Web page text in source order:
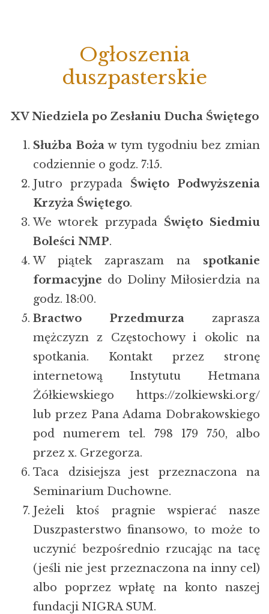
Ogłoszenia
duszpasterskie
XV Niedziela po Zesłaniu Ducha Świętego
Służba Bożaw tym tygodniu bez zmian
codziennie o godz. 7:15.
Jutro przypada Święto Podwyższenia
Krzyża Świętego.
We wtorek przypada Święto Siedmiu
Boleści NMP.
W piątek zapraszam na spotkanie
formacyjne do Doliny Miłosierdzia na
godz. 18:00.
Bractwo Przedmurza zaprasza
mężczyzn z Częstochowy i okolic na
spotkania. Kontakt przez stronę
internetową Instytutu Hetmana
Żółkiewskiego https://zolkiewski.org/
lub przez Pana Adama Dobrakowskiego
pod numerem tel. 798 179 750, albo
przez x. Grzegorza.
Taca dzisiejsza jest przeznaczona na
Seminarium Duchowne.
Jeżeli ktoś pragnie wspierać nasze
Duszpasterstwo finansowo, to może to
uczynić bezpośrednio rzucając na tacę
(jeśli nie jest przeznaczona na inny cel)
albo poprzez wpłatę na konto naszej
fundacji NIGRA SUM.